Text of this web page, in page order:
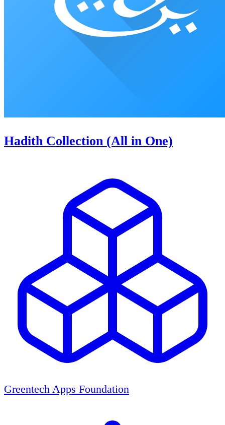
Hadith Collection (All in One)
Greentech Apps Foundation